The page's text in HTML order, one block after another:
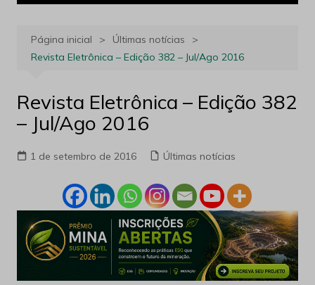
Página inicial
Últimas notícias
Revista Eletrônica – Edição 382 – Jul/Ago 2016
Revista Eletrônica – Edição 382
– Jul/Ago 2016
1 de setembro de 2016 Últimas notícias